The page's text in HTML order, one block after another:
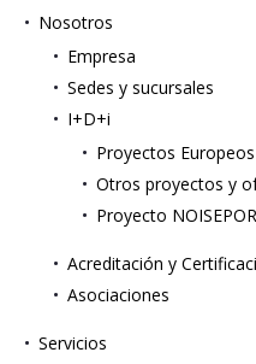
Nosotros
Empresa
Sedes y sucursales
I+D+i
Proyectos Europeos
Otros proyectos y
Proyecto
Acreditación y
Asociaciones
Servicios